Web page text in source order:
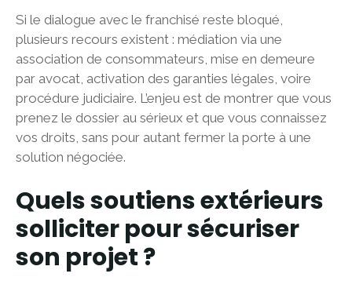
Si le dialogue avec le franchisé reste bloqué,
plusieurs recours existent : médiation via une
association de consommateurs, mise en demeure
par avocat, activation des garanties légales, voire
procédure judiciaire. L’enjeu est de montrer que vous
prenez le dossier au sérieux et que vous connaissez
vos droits, sans pour autant fermer la porte à une
solution négociée.
Quels soutiens extérieurs
solliciter pour sécuriser
son projet ?